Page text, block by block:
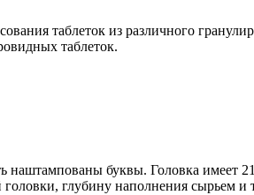
таблеток из различного
таблеток.
наштампованы буквы. Головка имеет
головки, глубину наполнения сырьем